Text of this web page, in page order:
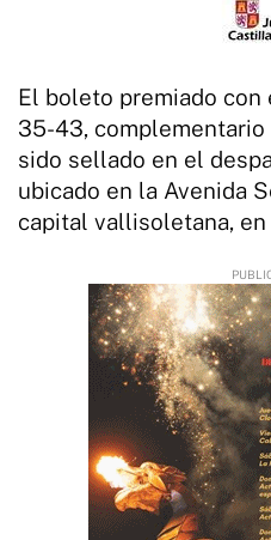
El boleto premiado con
35-43, complementario
sido sellado en el
ubicado en la Avenida
capital vallisoletana, en